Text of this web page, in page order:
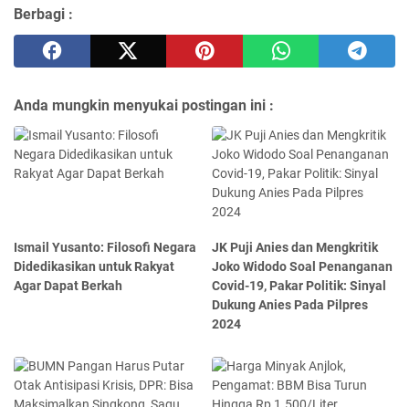
Berbagi :
Anda mungkin menyukai postingan ini :
Ismail Yusanto: Filosofi Negara
Didedikasikan untuk Rakyat
Agar Dapat Berkah
JK Puji Anies dan Mengkritik
Joko Widodo Soal Penanganan
Covid-19, Pakar Politik: Sinyal
Dukung Anies Pada Pilpres
2024